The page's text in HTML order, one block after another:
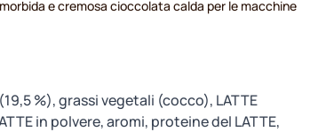
e cremosa cioccolata calda per le macchine
%), grassi vegetali (cocco), LATTE
in polvere, aromi, proteine del LATTE,